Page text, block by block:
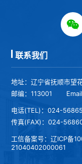
联系我们
地址：辽宁省抚顺市望
邮编：113001
电话(TEL)：024-
传真(FAX)：024-
工信备案号：辽ICP备
21040402000061